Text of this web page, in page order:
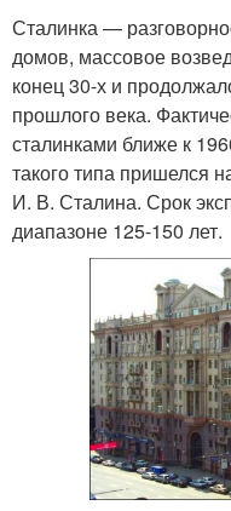
Сталинка —
домов, массовое
конец 30-х и
прошлого века.
сталинками ближе к
такого типа пришелся
И. В. Сталина. Срок
диапазоне 125-150 лет.